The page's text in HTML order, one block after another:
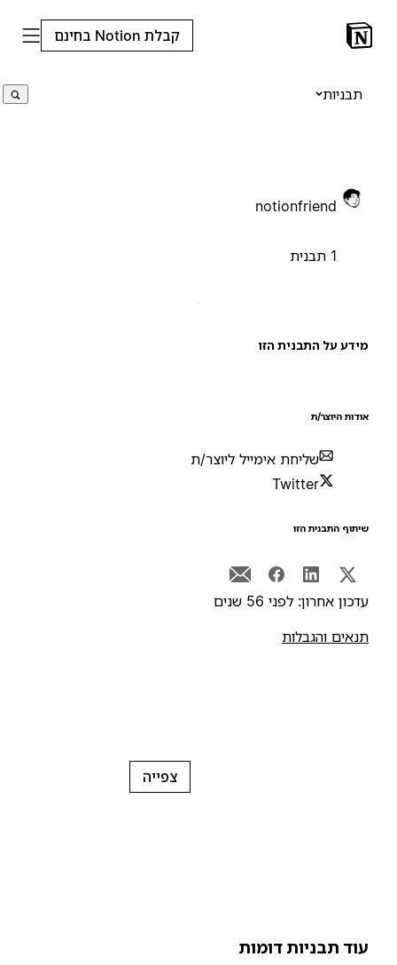
קבלת Notion בחינם
תבניות
notionfriend
על התבנית הזו
היוצר/ת
שליחת אימייל ליוצר/ת
Twitter
התבנית הזו
אחרון: לפני 56 שנים
והגבלות
צפייה
תבניות דומות